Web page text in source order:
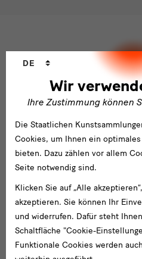
Wir
Ihre Zustimmung können
Sprachwechsler
DE
Die Staatlichen
Cookies, um Ihnen ein
bieten. Dazu zählen vor allem
Seite notwendig sind.
Klicken Sie auf „Alle
akzeptieren. Sie können Ihr
und widerrufen. Dafür steht
Schaltfläche "Cookie-
Funktionale Cookies werden
Dresden
Newsletter
des Albertinum
Newsletter Tourismus
NewsletterMuseum für
Gebäude,
Museen
und
Institutionen
Gebäude
Albertinum
Blockhaus
Grassimuseum Leipzig
Jägerhof